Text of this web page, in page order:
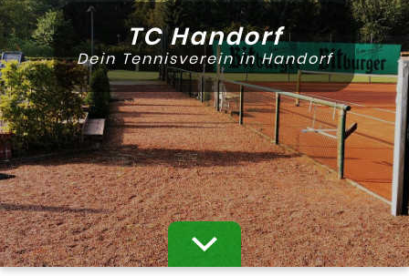
Aktuelles
Termine
Unser Verein expand_more
Mannschaften
Jugend expand_more
Sponsoren
Galerie
TC Handorf
Dein Tennisverein in Handorf